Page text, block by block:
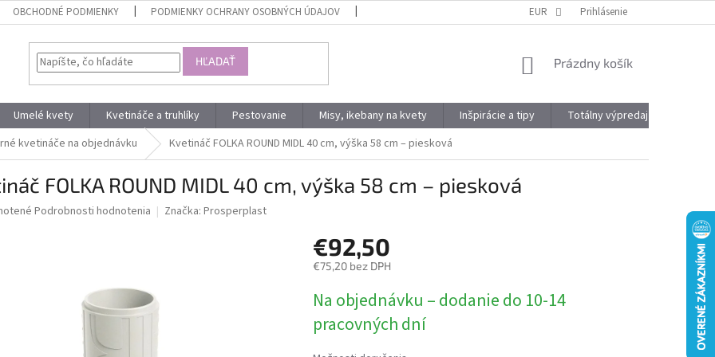
OBCHODNÉ PODMIENKY PODMIENKY OCHRANY OSOBNÝCH ÚDAJOV OBJEMOVÉ ZĽAVY VÝHODY REGISTRÁCIE
EUR Prihlásenie
HĽADAŤ
NÁKUPNÝ
Prázdny košík
Umelé kvety Kvetináče a truhlíky Pestovanie Misy, ikebany na kvety Inšpirácie a tipy Totálny výpredaj
kvetináče na objednávku Kvetináč FOLKA ROUND MIDL 40 cm, výška 58 cm – piesková
FOLKA ROUND MIDL 40 cm, výška 58 cm – piesková
Podrobnosti hodnotenia Značka: Prosperplast
€92,50
€75,20 bez DPH
cena:
Na objednávku – dodanie do 10-14
pracovných dní